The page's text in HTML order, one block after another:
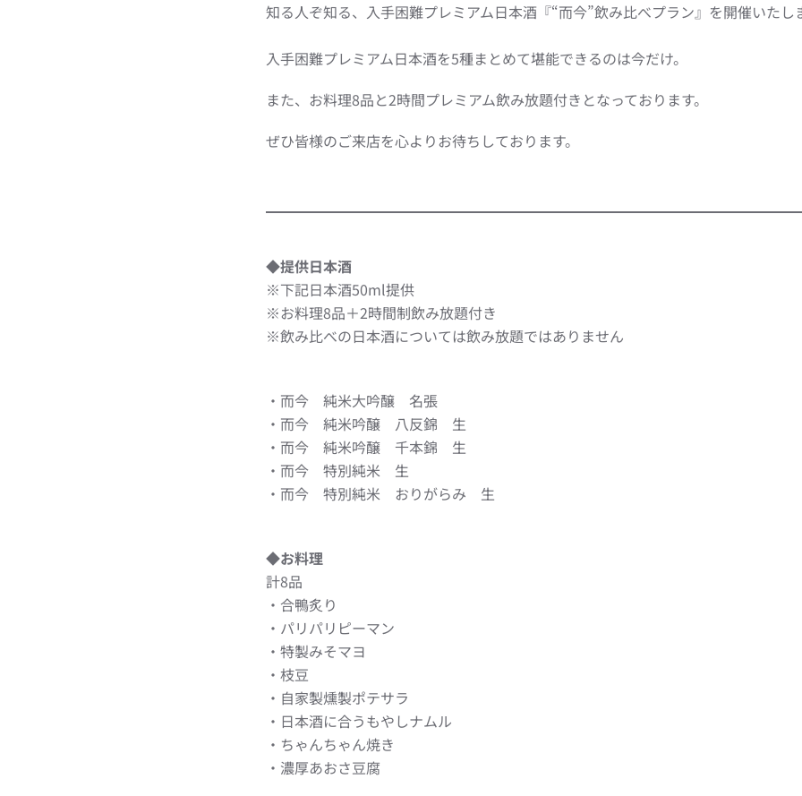
知る人ぞ知る、入手困難プレミアム日本酒『“而今”飲み比べプラン』を開催いたし
入手困難プレミアム日本酒を5種まとめて堪能できるのは今だけ。
また、お料理8品と2時間プレミアム飲み放題付きとなっております。
ぜひ皆様のご来店を心よりお待ちしております。
◆提供日本酒
※下記日本酒50ml提供
※お料理8品＋2時間制飲み放題付き
※飲み比べの日本酒については飲み放題ではありません
・而今 純米大吟醸 名張
・而今 純米吟醸 八反錦 生
・而今 純米吟醸 千本錦 生
・而今 特別純米 生
・而今 特別純米 おりがらみ 生
◆お料理
計8品
・合鴨炙り
・パリパリピーマン
・特製みそマヨ
・枝豆
・自家製燻製ポテサラ
・日本酒に合うもやしナムル
・ちゃんちゃん焼き
・濃厚あおさ豆腐